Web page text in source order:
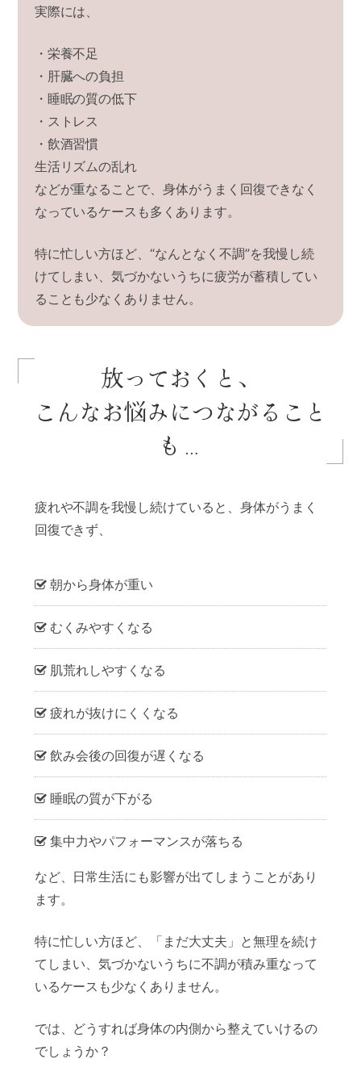
実際には、
・栄養不足
・肝臓への負担
・睡眠の質の低下
・ストレス
・飲酒習慣
生活リズムの乱れ
などが重なることで、身体がうまく回復できなく
なっているケースも多くあります。
特に忙しい方ほど、“なんとなく不調”を我慢し続
けてしまい、気づかないうちに疲労が蓄積してい
ることも少なくありません。
放っておくと、
こんなお悩みにつながること
も…
疲れや不調を我慢し続けていると、身体がうまく
回復できず、
朝から身体が重い
むくみやすくなる
肌荒れしやすくなる
疲れが抜けにくくなる
飲み会後の回復が遅くなる
睡眠の質が下がる
集中力やパフォーマンスが落ちる
など、日常生活にも影響が出てしまうことがあり
ます。
特に忙しい方ほど、
「まだ大丈夫」と無理を続け
てしまい、気づかないうちに不調が積み重なって
いるケースも少なくありません。
では、どうすれば身体の内側から整えていけるの
でしょうか？